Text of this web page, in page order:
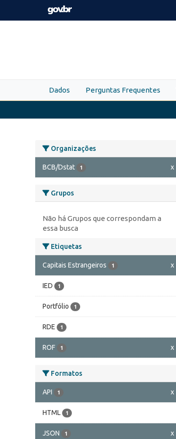
Skip to main content
Dados Perguntas Frequentes
Organizações
BCB/Dstat 1 x
Grupos
Não há Grupos que correspondam a
essa busca
Etiquetas
Capitais Estrangeiros 1 x
IED 1
Portfólio 1
RDE 1
ROF 1 x
Formatos
API 1 x
HTML 1
JSON 1 x